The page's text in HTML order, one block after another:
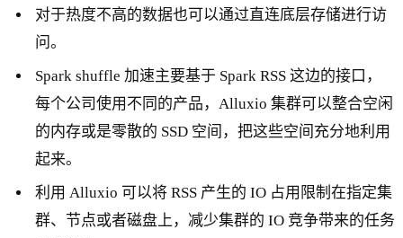
对于热度不高的数据也可以通过直连底层存储进行访
问。
Spark shuffle 加速主要基于 Spark RSS 这边的接口，
每个公司使用不同的产品，Alluxio 集群可以整合空闲
的内存或是零散的 SSD 空间，把这些空间充分地利用
起来。
利用 Alluxio 可以将 RSS 产生的 IO 占用限制在指定集
群、节点或者磁盘上，减少集群的 IO 竞争带来的任务